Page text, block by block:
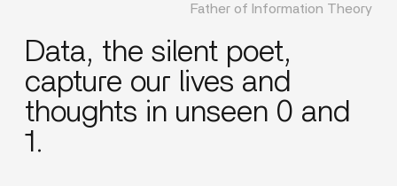
Father of Information Theory
Data, the silent poet,
capture our lives and
thoughts in unseen 0 and
1.